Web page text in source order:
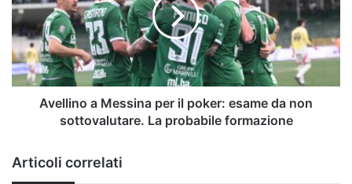
il
poker:
esame
da
non
sottovalutare.
Avellino a Messina per il poker: esame da non
sottovalutare. La probabile formazione
Articoli correlati